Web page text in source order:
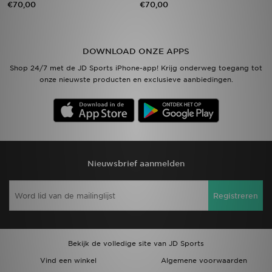
€70,00 €70,00
DOWNLOAD ONZE APPS
Shop 24/7 met de JD Sports iPhone-app! Krijg onderweg toegang tot
onze nieuwste producten en exclusieve aanbiedingen.
Nieuwsbrief aanmelden
Registreren
Bekijk de volledige site van JD Sports
Vind een winkel
Algemene voorwaarden
Bestelling traceren
Mijn JD
Klantenservice
Download de app